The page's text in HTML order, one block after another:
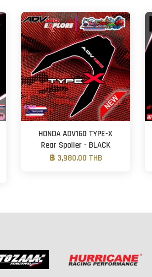
HONDA ADV160 TYPE-X
Rear Spoiler - BLACK
฿ 3,980.00 THB